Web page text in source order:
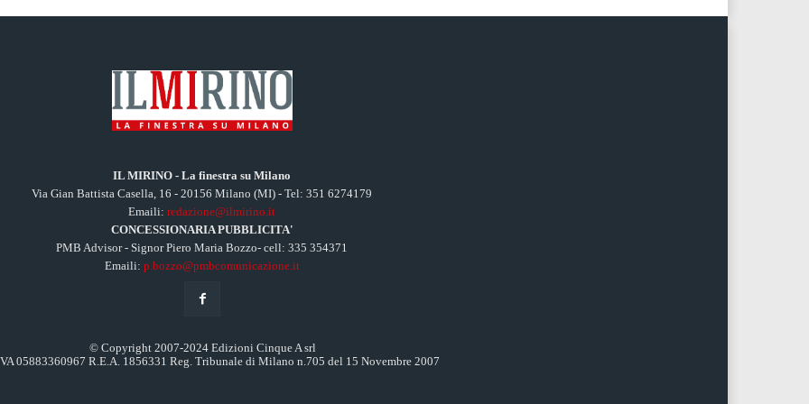
IL MIRINO - La finestra su Milano
Via Gian Battista Casella, 16 - 20156 Milano (MI) - Tel: 351 6274179
Emaili:redazione@ilmirino.it
CONCESSIONARIA PUBBLICITA'
PMB Advisor - Signor Piero Maria Bozzo- cell: 335 354371
Emaili: p.bozzo@pmbcomunicazione.it
© Copyright 2007-2024 Edizioni Cinque A srl
05883360967 R.E.A. 1856331 Reg. Tribunale di Milano n.705 del 15 Novembre 2007